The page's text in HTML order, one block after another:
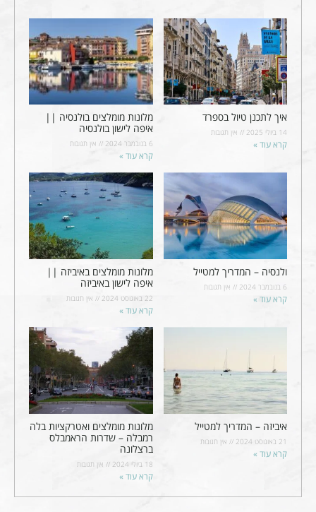
איך לתכנן טיול בספרד
14 ביולי 2025 אין תגובות
קרא עוד »
מלונות מומלצים בולנסיה ||
איפה לישון בולנסיה
6 בנובמבר 2024 אין תגובות
קרא עוד »
ולנסיה – המדריך למטייל
6 בנובמבר 2024 אין תגובות
קרא עוד »
מלונות מומלצים באיביזה ||
איפה לישון באיביזה
22 באוגוסט 2024 אין תגובות
קרא עוד »
איביזה – המדריך למטייל
21 באוגוסט 2024 אין תגובות
קרא עוד »
מלונות מומלצים ואטרקציות בלה
רמבלה – שדרות הראמבלס
ברצלונה
18 ביולי 2024 אין תגובות
קרא עוד »